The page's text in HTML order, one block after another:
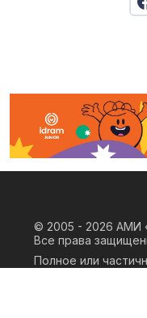
© 2005 - 2026 АМИ
Все права
Полное или